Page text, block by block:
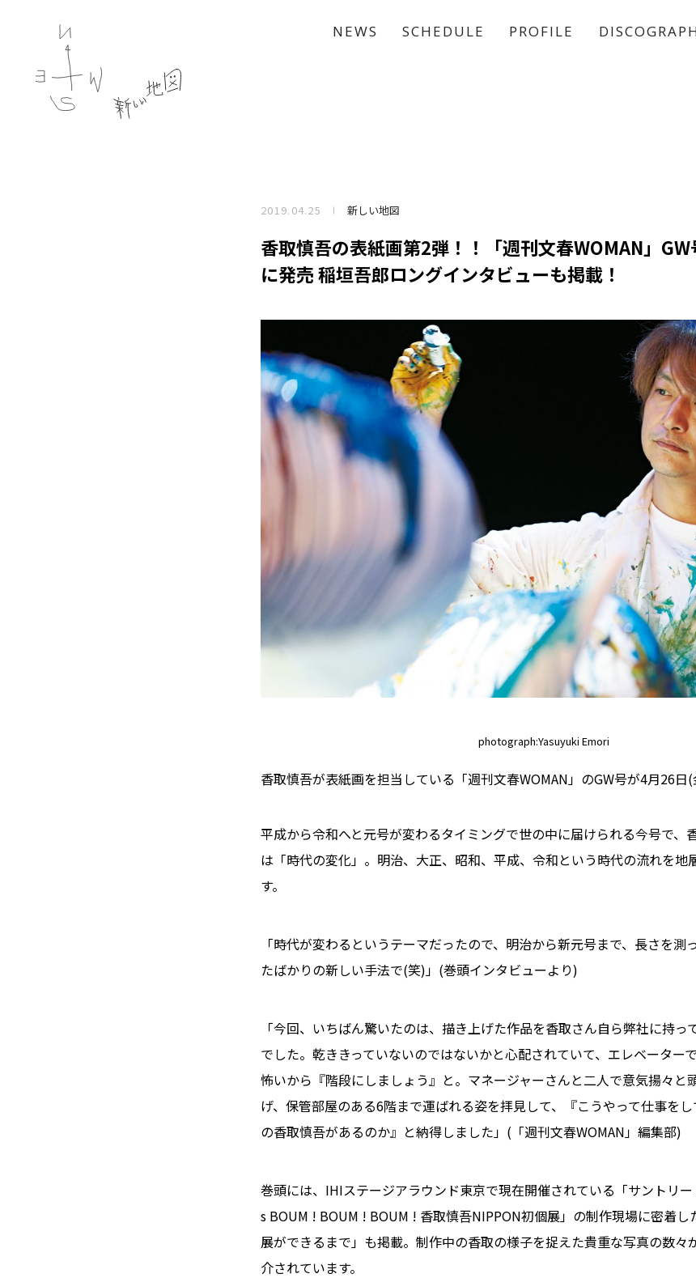
NEWS SCHEDULE PROFILE
2019.04.25 新しい地図
香取慎吾の表紙画第2弾！！「週刊文春WOMAN」
に発売 稲垣吾郎ロングインタビューも掲載！
photograph:Yasuyuki Emori
香取慎吾が表紙画を担当している「週刊文春WOMAN」のGW号が4月26日(
平成から令和へと元号が変わるタイミングで世の中に届けられる今号で、
は「時代の変化」。明治、大正、昭和、平成、令和という時代の流れを地
す。
「時代が変わるというテーマだったので、明治から新元号まで、長さを測
たばかりの新しい手法で(笑)」(巻頭インタビューより)
「今回、いちばん驚いたのは、描き上げた作品を香取さん自ら弊社に持っ
でした。乾ききっていないのではないかと心配されていて、エレベーター
怖いから『階段にしましょう』と。マネージャーさんと二人で意気揚々と
げ、保管部屋のある6階まで運ばれる姿を拝見して、『こうやって仕事を
の香取慎吾があるのか』と納得しました」(「週刊文春WOMAN」編集部)
巻頭には、IHIステージアラウンド東京で現在開催されている「サントリ
s BOUM ! BOUM ! BOUM ! 香取慎吾NIPPON初個展」の制作現場に密着し
展ができるまで」も掲載。制作中の香取の様子を捉えた貴重な写真の数々
介されています。